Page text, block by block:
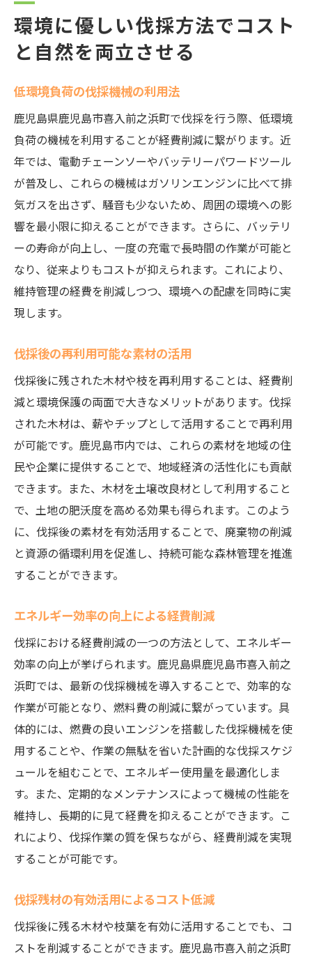
環境に優しい伐採方法でコスト
と自然を両立させる
低環境負荷の伐採機械の利用法
鹿児島県鹿児島市喜入前之浜町で伐採を行う際、低環境
負荷の機械を利用することが経費削減に繋がります。近
年では、電動チェーンソーやバッテリーパワードツール
が普及し、これらの機械はガソリンエンジンに比べて排
気ガスを出さず、騒音も少ないため、周囲の環境への影
響を最小限に抑えることができます。さらに、バッテリ
ーの寿命が向上し、一度の充電で長時間の作業が可能と
なり、従来よりもコストが抑えられます。これにより、
維持管理の経費を削減しつつ、環境への配慮を同時に実
現します。
伐採後の再利用可能な素材の活用
伐採後に残された木材や枝を再利用することは、経費削
減と環境保護の両面で大きなメリットがあります。伐採
された木材は、薪やチップとして活用することで再利用
が可能です。鹿児島市内では、これらの素材を地域の住
民や企業に提供することで、地域経済の活性化にも貢献
できます。また、木材を土壌改良材として利用すること
で、土地の肥沃度を高める効果も得られます。このよう
に、伐採後の素材を有効活用することで、廃棄物の削減
と資源の循環利用を促進し、持続可能な森林管理を推進
することができます。
エネルギー効率の向上による経費削減
伐採における経費削減の一つの方法として、エネルギー
効率の向上が挙げられます。鹿児島県鹿児島市喜入前之
浜町では、最新の伐採機械を導入することで、効率的な
作業が可能となり、燃料費の削減に繋がっています。具
体的には、燃費の良いエンジンを搭載した伐採機械を使
用することや、作業の無駄を省いた計画的な伐採スケジ
ュールを組むことで、エネルギー使用量を最適化しま
す。また、定期的なメンテナンスによって機械の性能を
維持し、長期的に見て経費を抑えることができます。こ
れにより、伐採作業の質を保ちながら、経費削減を実現
することが可能です。
伐採残材の有効活用によるコスト低減
伐採後に残る木材や枝葉を有効に活用することでも、コ
ストを削減することができます。鹿児島市喜入前之浜町